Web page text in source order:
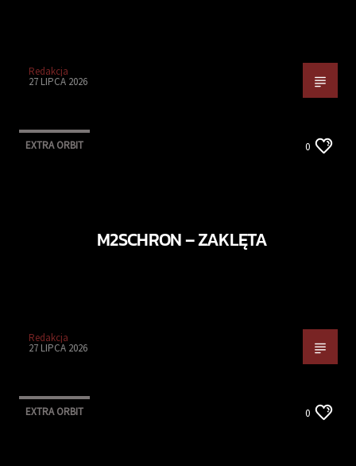
Redakcja
27 LIPCA 2026
EXTRA ORBIT 0
M2SCHRON – ZAKLĘTA
Redakcja
27 LIPCA 2026
EXTRA ORBIT 0